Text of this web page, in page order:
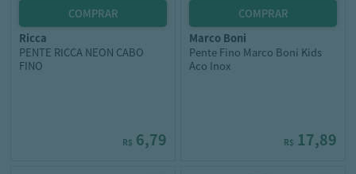
ricca
PENTE RICCA NEON CABO
FINO
R$ 6,79
marco boni
Pente Fino Marco Boni Kids
Aco Inox
R$ 17,89